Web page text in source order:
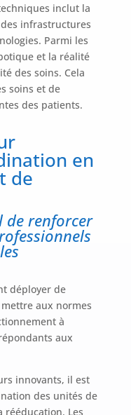
inclut la
infrastructures
Parmi les
et la réalité
des soins. Cela
soins et de
des patients.
en
de
de renforcer
déployer de
aux normes
à
aux
innovants, il est
des unités de
rééducation. Les